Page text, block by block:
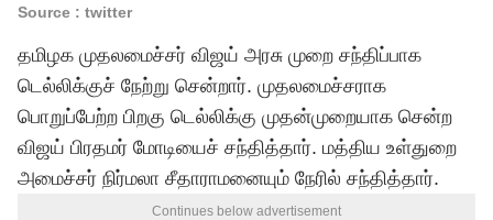
Source : twitter
தமிழக முதலமைச்சர் விஜய் அரசு முறை சந்திப்பாக
டெல்லிக்குச் நேற்று சென்றார். முதலமைச்சராக
பொறுப்பேற்ற பிறகு டெல்லிக்கு முதன்முறையாக சென்ற
விஜய் பிரதமர் மோடியைச் சந்தித்தார். மத்திய உள்துறை
அமைச்சர் நிர்மலா சீதாராமனையும் நேரில் சந்தித்தார்.
Continues below advertisement